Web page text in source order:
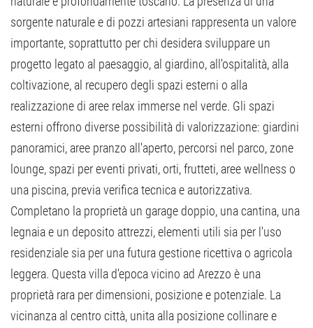
sorgente naturale e di pozzi artesiani rappresenta un valore
importante, soprattutto per chi desidera sviluppare un
progetto legato al paesaggio, al giardino, all'ospitalità, alla
coltivazione, al recupero degli spazi esterni o alla
realizzazione di aree relax immerse nel verde. Gli spazi
esterni offrono diverse possibilità di valorizzazione: giardini
panoramici, aree pranzo all'aperto, percorsi nel parco, zone
lounge, spazi per eventi privati, orti, frutteti, aree wellness o
una piscina, previa verifica tecnica e autorizzativa.
Completano la proprietà un garage doppio, una cantina, una
legnaia e un deposito attrezzi, elementi utili sia per l'uso
residenziale sia per una futura gestione ricettiva o agricola
leggera. Questa villa d'epoca vicino ad Arezzo è una
proprietà rara per dimensioni, posizione e potenziale. La
vicinanza al centro città, unita alla posizione collinare e